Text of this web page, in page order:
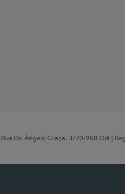
| Rua Dr. Ângelo Graça, 3770-908 Oiã |